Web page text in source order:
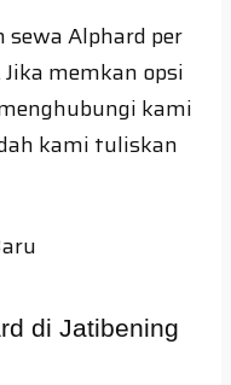
Alphard per
memkan opsi
kami
kami tuliskan
di Jatibening